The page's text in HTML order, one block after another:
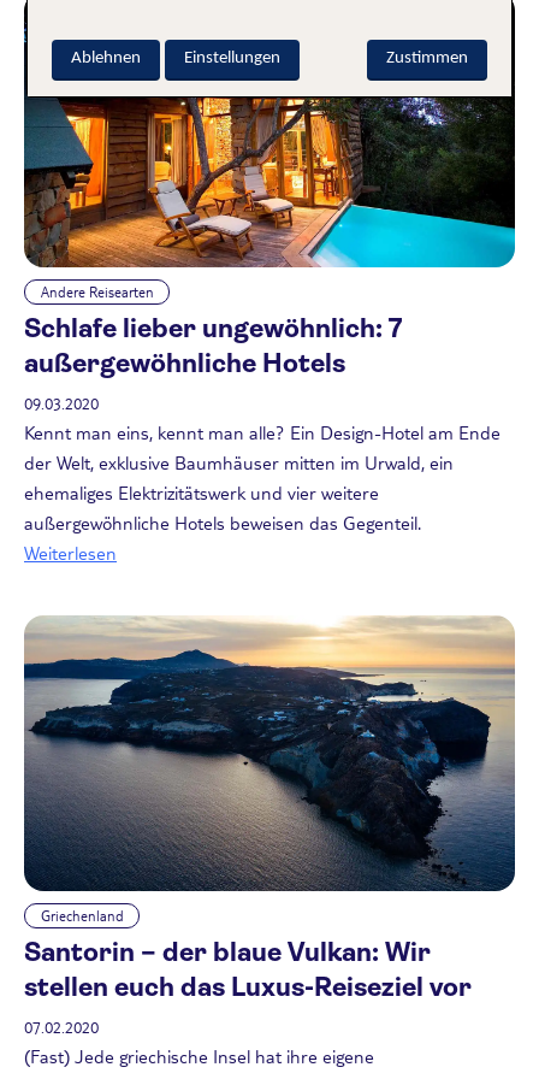
Andere Reisearten
Schlafe lieber ungewöhnlich: 7
außergewöhnliche Hotels
09.03.2020
Kennt man eins, kennt man alle? Ein Design-Hotel am Ende
der Welt, exklusive Baumhäuser mitten im Urwald, ein
ehemaliges Elektrizitätswerk und vier weitere
außergewöhnliche Hotels beweisen das Gegenteil.
Weiterlesen
Griechenland
Santorin – der blaue Vulkan: Wir
stellen euch das Luxus-Reiseziel vor
07.02.2020
(Fast) Jede griechische Insel hat ihre eigene
Zustimmen
Ablehnen Einstellungen